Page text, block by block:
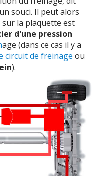
souci. Il peut alors
la plaquette est
d'une pression
age (dans ce cas il y a
circuit de freinage ou
).